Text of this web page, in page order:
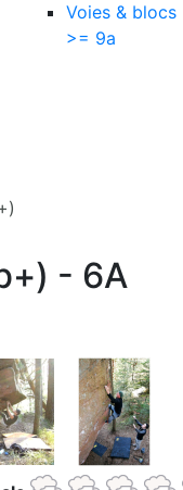
Voies & blocs
>= 9a
- 6A